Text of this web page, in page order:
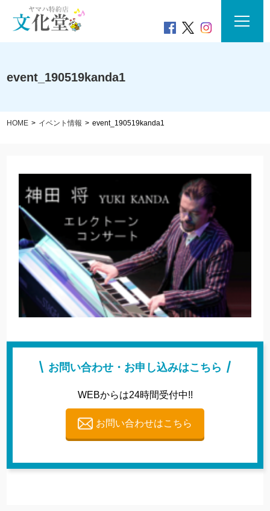
event_190519kanda1
HOME イベント情報 event_190519kanda1
お問い合わせ・お申し込みはこちら
WEBからは24時間受付中!!
お問い合わせはこちら